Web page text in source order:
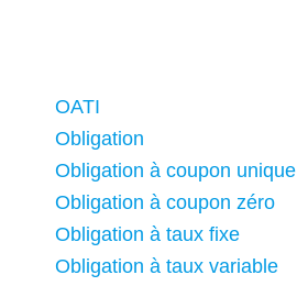
OATI
Obligation
Obligation à coupon unique
Obligation à coupon zéro
Obligation à taux fixe
Obligation à taux variable